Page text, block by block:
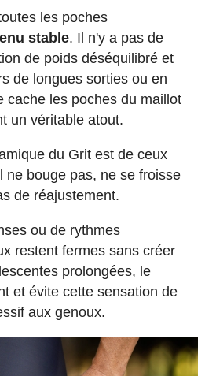
les poches
stable. Il n'y a pas de
de poids déséquilibré et
de longues sorties ou en
cache les poches du maillot
un véritable atout.
du Grit est de ceux
ne bouge pas, ne se froisse
de réajustement.
ou de rythmes
restent fermes sans créer
prolongées, le
et évite cette sensation de
aux genoux.